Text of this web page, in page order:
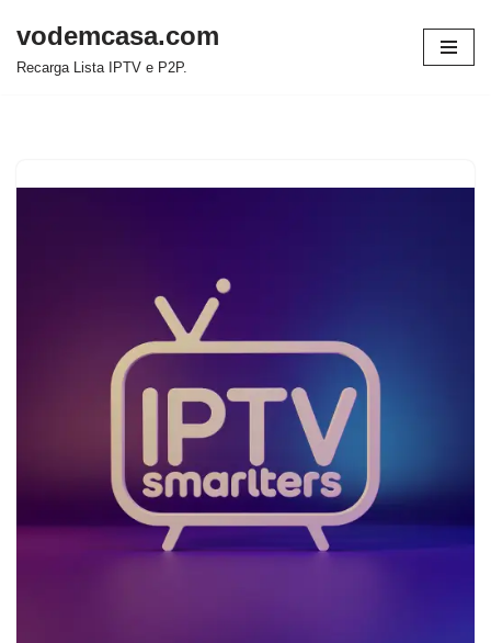
Pular
vodemcasa.com
Recarga Lista IPTV e P2P.